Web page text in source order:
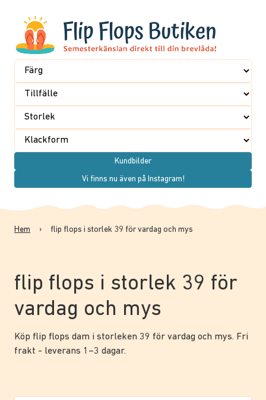
Kundbilder
Vi finns nu även på Instagram!
Hem › flip flops i storlek 39 för vardag och mys
flip flops i storlek 39 för
vardag och mys
Köp flip flops dam i storleken 39 för vardag och mys. Fri
frakt - leverans 1–3 dagar.